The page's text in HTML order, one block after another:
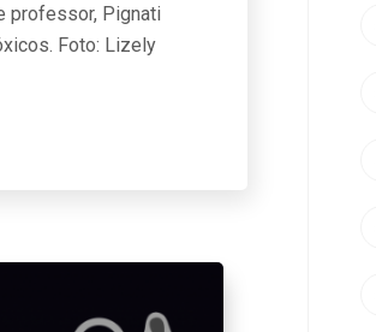
professor, Pignati
Foto: Lizely